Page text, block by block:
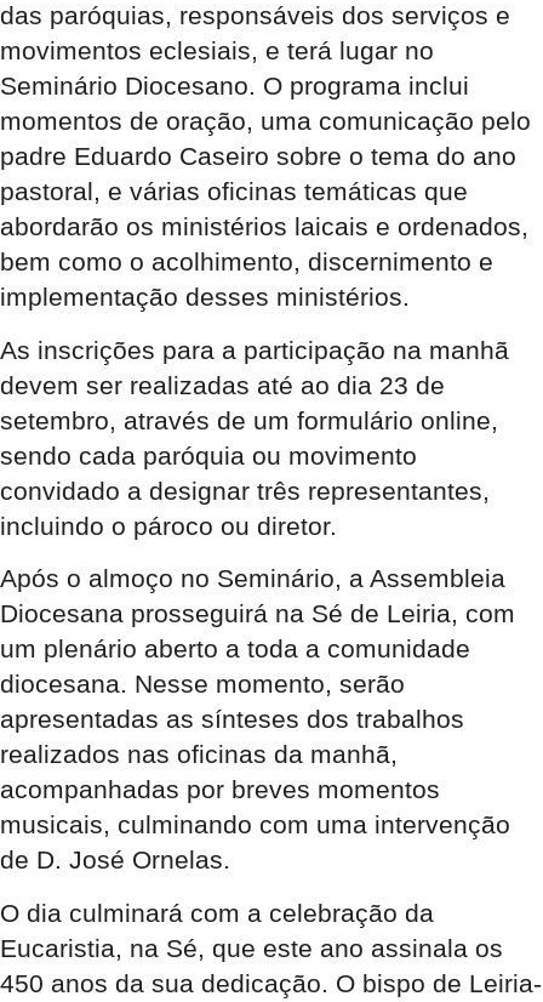
das paróquias, responsáveis dos serviços e
movimentos eclesiais, e terá lugar no
Seminário Diocesano. O programa inclui
momentos de oração, uma comunicação pelo
padre Eduardo Caseiro sobre o tema do ano
pastoral, e várias oficinas temáticas que
abordarão os ministérios laicais e ordenados,
bem como o acolhimento, discernimento e
implementação desses ministérios.
As inscrições para a participação na manhã
devem ser realizadas até ao dia 23 de
setembro, através de um formulário online,
sendo cada paróquia ou movimento
convidado a designar três representantes,
incluindo o pároco ou diretor.
Após o almoço no Seminário, a Assembleia
Diocesana prosseguirá na Sé de Leiria, com
um plenário aberto a toda a comunidade
diocesana. Nesse momento, serão
apresentadas as sínteses dos trabalhos
realizados nas oficinas da manhã,
acompanhadas por breves momentos
musicais, culminando com uma intervenção
de D. José Ornelas.
O dia culminará com a celebração da
Eucaristia, na Sé, que este ano assinala os
450 anos da sua dedicação. O bispo de Leiria-